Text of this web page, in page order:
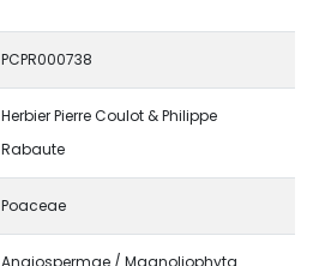
PCPR000738
Herbier Pierre Coulot & Philippe
Rabaute
Poaceae
Angiospermae / Magnoliophyta